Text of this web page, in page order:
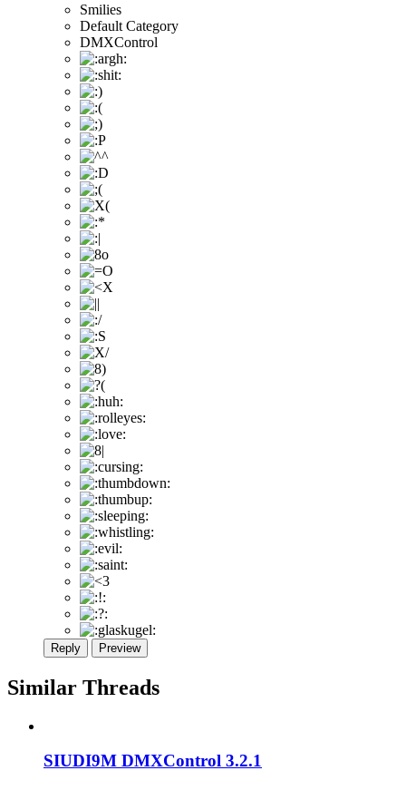
Smilies
Default Category
DMXControl
Reply Preview
Similar Threads
SIUDI9M DMXControl 3.2.1